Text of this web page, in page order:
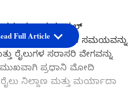
ಪುಶ್ ಮತ್ತು ಪುಲ್
ಇದು ಪ್ರಯಾಣದ ಸಮಯವನ್ನು
ರೈಲುಗಳ ಸರಾಸರಿ ವೇಗವನ್ನು
ಪ್ರಧಾನಿ ಮೋದಿ
ನಿಲ್ದಾಣ ಮತ್ತು ಮರ್ಯಾದಾ
Full Article